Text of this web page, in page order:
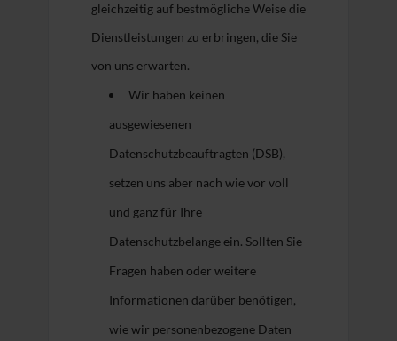
gleichzeitig auf bestmögliche Weise die
Dienstleistungen zu erbringen, die Sie
von uns erwarten.
Wir haben keinen
ausgewiesenen
Datenschutzbeauftragten (DSB),
setzen uns aber nach wie vor voll
und ganz für Ihre
Datenschutzbelange ein. Sollten Sie
Fragen haben oder weitere
Informationen darüber benötigen,
wie wir personenbezogene Daten